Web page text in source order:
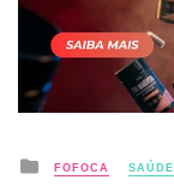
Posted
FOFOCA SAÚDE